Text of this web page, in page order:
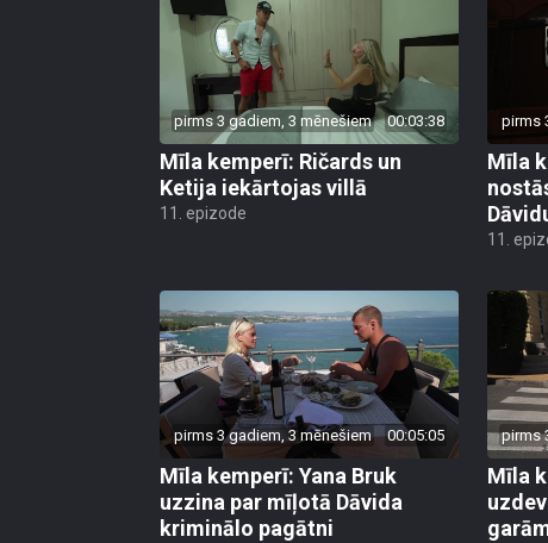
pirms 3 gadiem, 3 mēnešiem 00:03:38
Mīla kemperī: Ričards un
Ketija iekārtojas villā
11. epizode
pirms
Mīla
11.
pirms 3 gadiem, 3 mēnešiem 00:05:05
Mīla kemperī: Yana Bruk
uzzina par mīļotā Dāvida
kriminālo pagātni
pirms
Mīla